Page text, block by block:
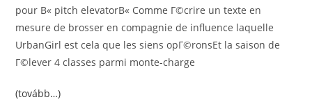
pour В« pitch elevatorВ« Comme Г©crire un texte en
mesure de brosser en compagnie de influence laquelle
UrbanGirl est cela que les siens opГ©ronsEt la saison de
Г©lever 4 classes parmi monte-charge
(tovább…)